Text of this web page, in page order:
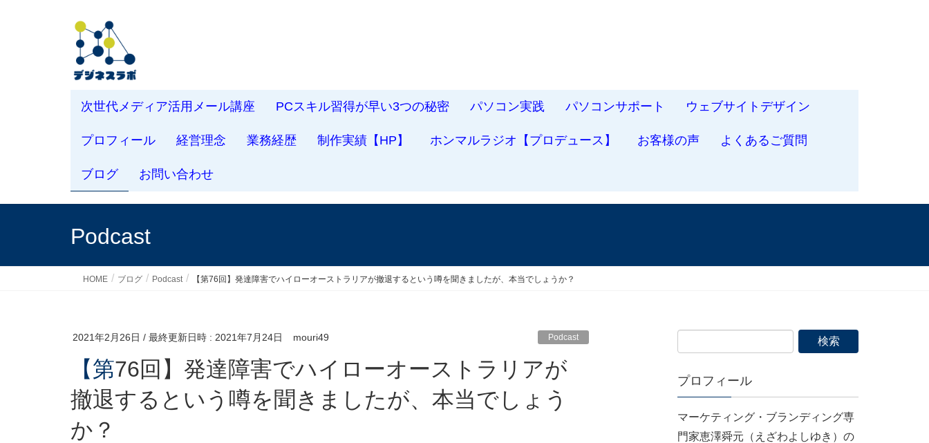
次世代メディア活用メール講座 PCスキル習得が早い3つの秘密 パソコン実践 パソコンサポート ウェブサイトデザイン
プロフィール 経営理念 業務経歴 制作実績【HP】 ホンマルラジオ【プロデュース】 お客様の声 よくあるご質問
ブログ お問い合わせ
Podcast
HOME ブログ Podcast 【第76回】発達障害でハイローオーストラリアが撤退するという噂を聞きましたが、本当でしょうか？
2021年2月26日 / 最終更新日時 : 2021年7月24日 mouri49 Podcast
【第76回】発達障害でハイローオーストラリアが
撤退するという噂を聞きましたが、本当でしょう
か？
プロフィール
マーケティング・ブランディング専
門家恵澤舜元（えざわよしゆき）の